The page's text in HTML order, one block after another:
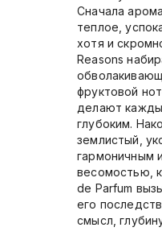
Сначала
теплое,
хотя и
Reasons
фруктовой
делают
глубоким.
землистый,
гармоничным
весомостью,
de Parfum
его
смысл,